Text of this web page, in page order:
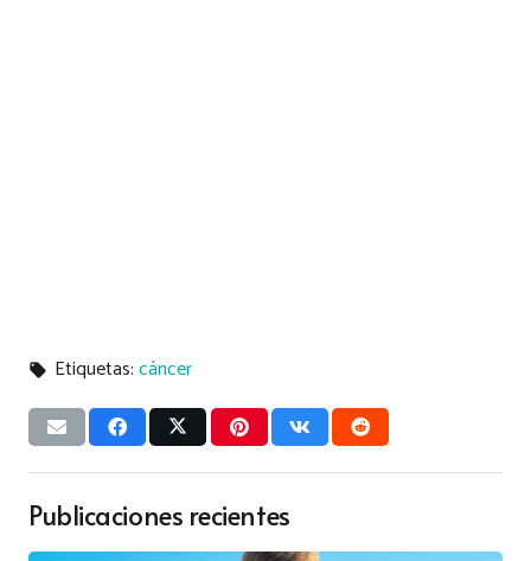
local_offer Etiquetas:cáncer
Publicaciones recientes